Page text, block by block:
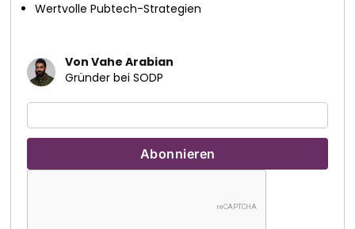
Wertvolle Pubtech-Strategien
Von Vahe Arabian
Gründer bei SODP